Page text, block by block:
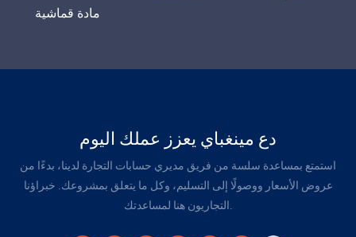
مادة قماشية
دع مينغباي يعزز عملك اليوم
استمتع بمساعدة سلسة من فريق مديري حسابات التجارة لدينا، بدءًا من
عروض الأسعار ووصولًا إلى التسليم، وكل ما يتعلق بمشروعك. خبراؤنا